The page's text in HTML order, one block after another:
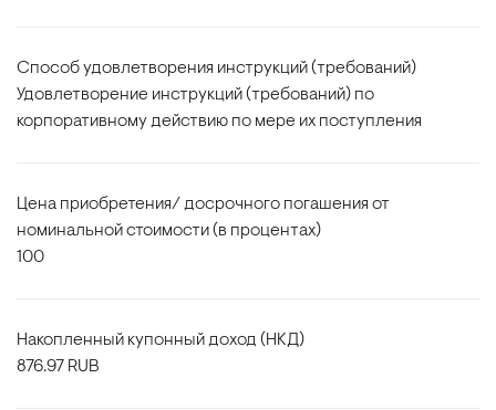
Способ удовлетворения инструкций (требований)
Удовлетворение инструкций (требований) по
корпоративному действию по мере их поступления
Цена приобретения/ досрочного погашения от
номинальной стоимости (в процентах)
100
Накопленный купонный доход (НКД)
876.97 RUB